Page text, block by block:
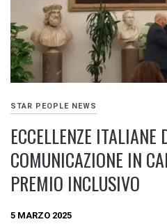
STAR PEOPLE NEWS
ECCELLENZE ITALIANE
COMUNICAZIONE IN
PREMIO INCLUSIVO
5 MARZO 2025